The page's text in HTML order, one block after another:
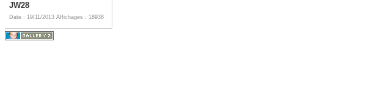
JW28
Date : 19/11/2013 Affichages : 18938